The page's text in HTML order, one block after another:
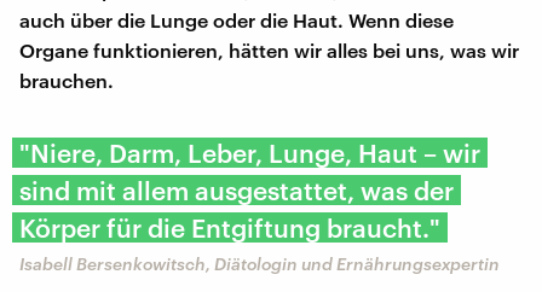
auch über die Lunge oder die Haut. Wenn diese
Organe funktionieren, hätten wir alles bei uns, was wir
brauchen.
"Niere, Darm, Leber, Lunge, Haut – wir
sind mit allem ausgestattet, was der
Körper für die Entgiftung braucht."
Isabell Bersenkowitsch, Diätologin und Ernährungsexpertin